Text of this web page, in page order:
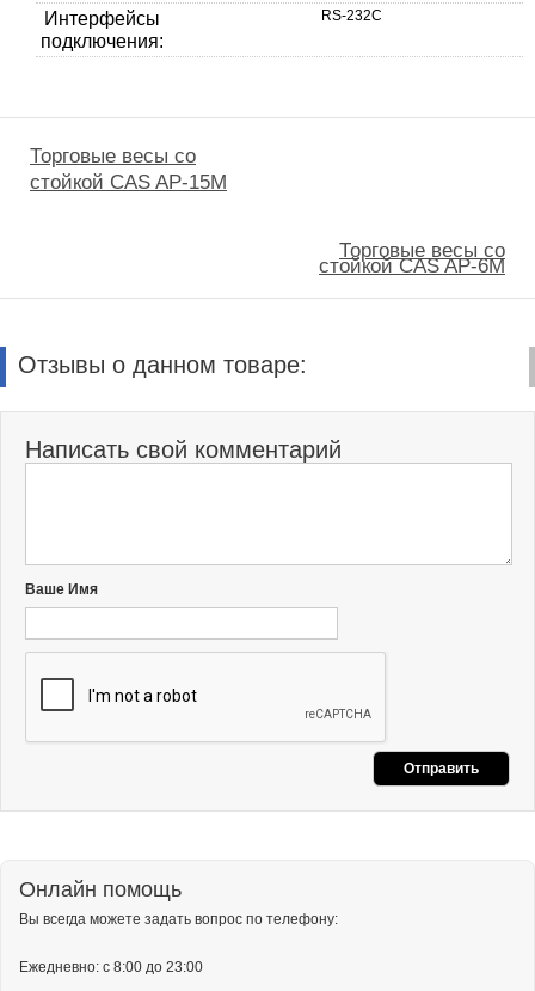
Интерфейсы
подключения:
RS-232C
Торговые весы со
стойкой CAS AP-15M
Торговые весы со
стойкой CAS AP-6M
Отзывы о данном товаре:
Написать свой комментарий
Ваше Имя
Онлайн помощь
Вы всегда можете задать вопрос по телефону:
Ежедневно: с 8:00 до 23:00